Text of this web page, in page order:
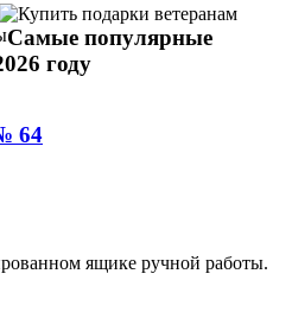
Самые популярные
году
64
ящике ручной работы.